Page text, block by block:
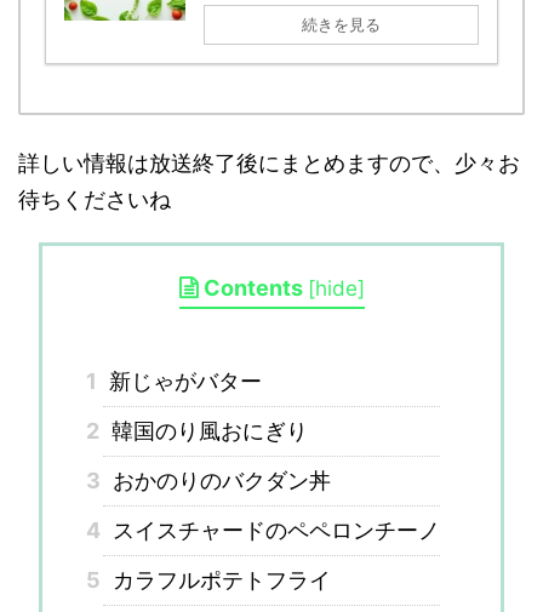
続きを見る
詳しい情報は放送終了後にまとめますので、少々お
待ちくださいね
Contents [hide]
1
新じゃがバター
2 韓国のり風おにぎり
3 おかのりのバクダン丼
4
スイスチャードのペペロンチーノ
5
カラフルポテトフライ